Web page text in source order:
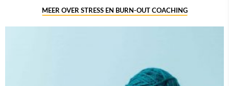
MEER OVER STRESS EN BURN-OUT COACHING